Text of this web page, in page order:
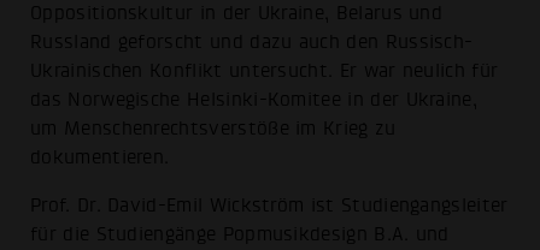
Oppositionskultur in der Ukraine, Belarus und
Russland geforscht und dazu auch den Russisch-
Ukrainischen Konflikt untersucht. Er war neulich für
das Norwegische Helsinki-Komitee in der Ukraine,
um Menschenrechtsverstöße im Krieg zu
dokumentieren.
Prof. Dr. David-Emil Wickström ist Studiengangsleiter
für die Studiengänge Popmusikdesign B.A. und